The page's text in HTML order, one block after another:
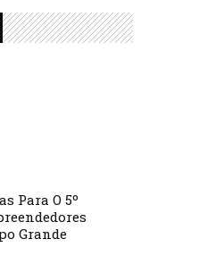
Para O 5º
Grande